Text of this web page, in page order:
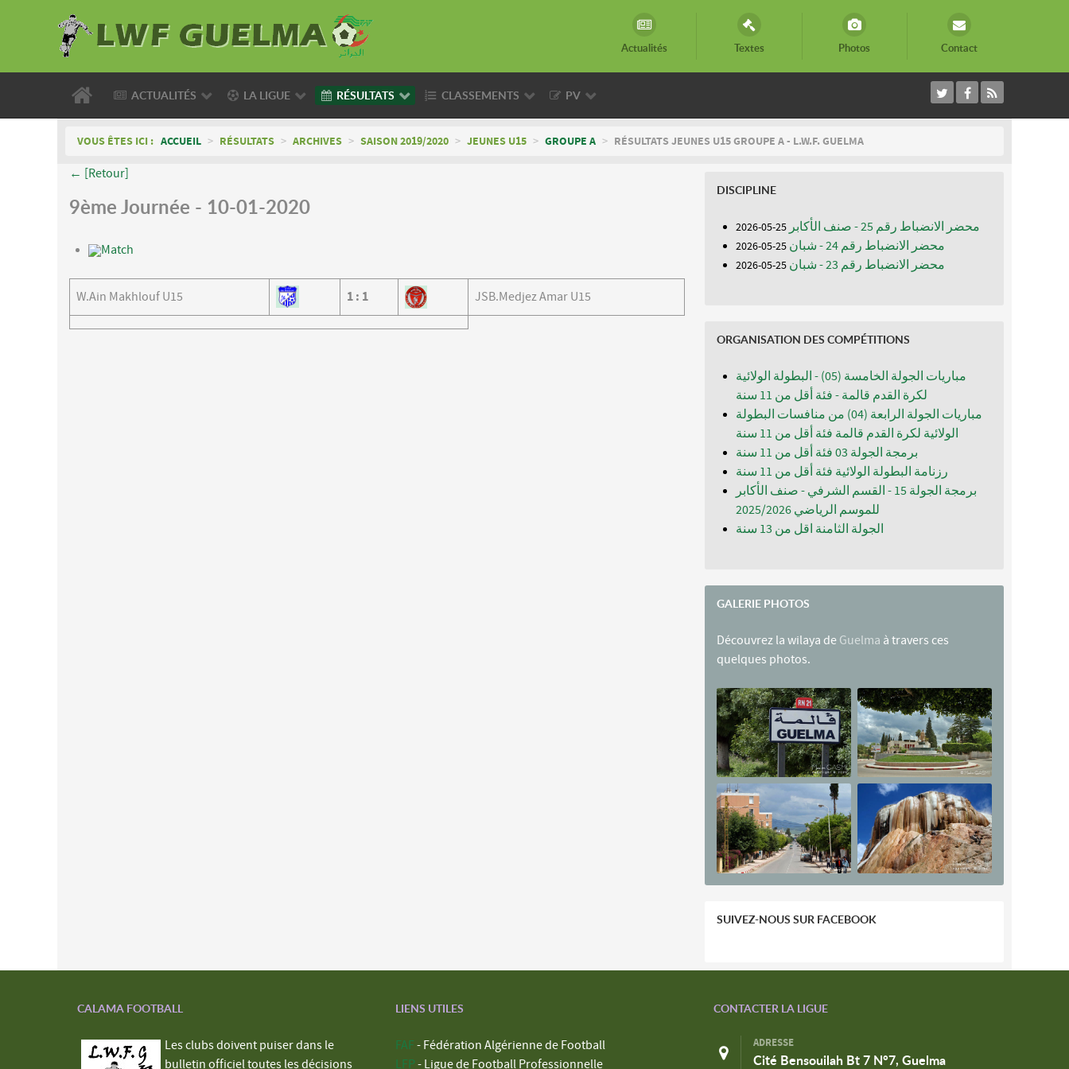
Actualités Textes Photos Contact
ACTUALITÉS LA LIGUE RÉSULTATS CLASSEMENTS PV
VOUS ÊTES ICI : ACCUEIL > RÉSULTATS > ARCHIVES > SAISON 2019/2020 > JEUNES U15 > GROUPE A > RÉSULTATS JEUNES U15 GROUPE A - L.W.F. GUELMA
← [Retour]
9ème Journée - 10-01-2020
Match
W.Ain Makhlouf U15 1 : 1 JSB.Medjez Amar U15
DISCIPLINE
محضر الانضباط رقم 25 - صنف الأكابر 25-05-2026
محضر الانضباط رقم 24 - شبان 25-05-2026
محضر الانضباط رقم 23 - شبان 25-05-2026
ORGANISATION DES COMPÉTITIONS
مباريات الجولة الخامسة (05) - البطولة الولائية
لكرة القدم قالمة - فئة أقل من 11 سنة
مباريات الجولة الرابعة (04) من منافسات البطولة
الولائية لكرة القدم قالمة فئة أقل من 11 سنة
برمجة الجولة 03 فئة أقل من 11 سنة
رزنامة البطولة الولائية فئة أقل من 11 سنة
برمجة الجولة 15 - القسم الشرفي - صنف الأكابر
للموسم الرياضي 2025/2026
الجولة الثامنة اقل من 13 سنة
GALERIE PHOTOS
Découvrez la wilaya de Guelma à travers ces
quelques photos.
SUIVEZ-NOUS SUR FACEBOOK
CALAMA FOOTBALL
Les clubs doivent puiser dans le
bulletin officiel toutes les décisions
LIENS UTILES
FAF - Fédération Algérienne de Football
LFP - Ligue de Football Professionnelle
CONTACTER LA LIGUE
ADRESSE
Cité Bensouilah Bt 7 N°7, Guelma